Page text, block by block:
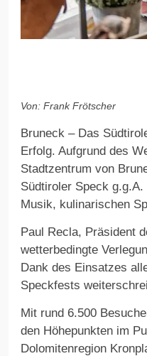
Von: Frank Frötscher
Bruneck – Das
Erfolg. Aufgrund des
Stadtzentrum von
Südtiroler Speck
Musik, kulinarischen
Paul Recla, Präsident
wetterbedingte
Dank des Einsatzes
Speckfests
Mit rund 6.500
den Höhepunkten im
Dolomitenregion